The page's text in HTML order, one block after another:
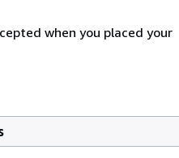
when you placed your